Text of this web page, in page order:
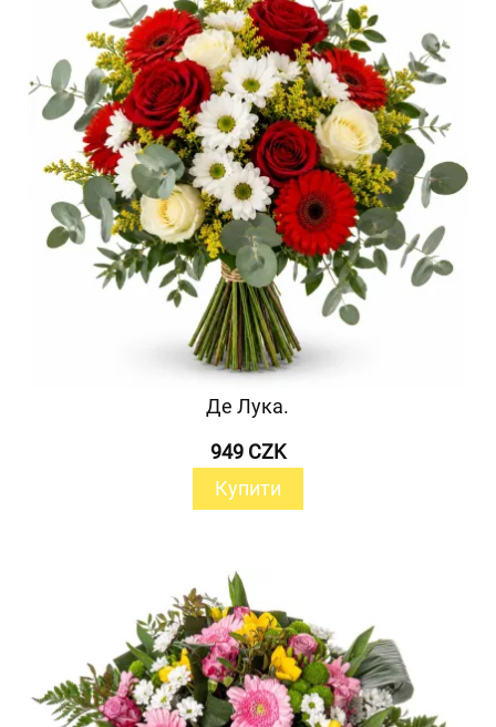
Де Лука.
949 CZK
Купити